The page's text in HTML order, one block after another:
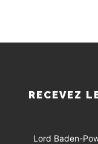
RECEVEZ
Lord Baden-